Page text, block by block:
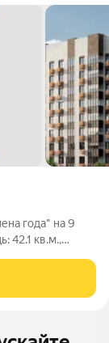
года" на 9
42.1 кв.м.,